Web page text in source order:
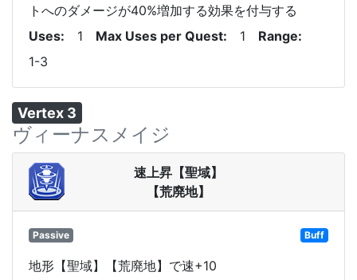
トへのダメージが40%増加する効果を付与する
Uses
1 Max Uses per Quest 1
Range
1-3
Vertex 3
ヴィーナスメイジ
速上昇【聖域】
【荒廃地】
Passive Buff
地形【聖域】【荒廃地】で速+10